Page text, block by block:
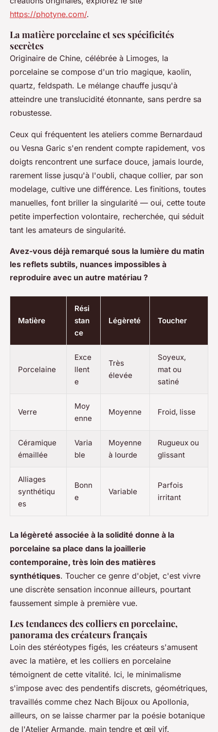
https://photyne.com/.
La matière porcelaine et ses spécificités
secrètes
Originaire de Chine, célébrée à Limoges, la
porcelaine se compose d'un trio magique, kaolin,
quartz, feldspath. Le mélange chauffe jusqu'à
atteindre une translucidité étonnante, sans perdre sa
robustesse.
Ceux qui fréquentent les ateliers comme Bernardaud
ou Vesna Garic s'en rendent compte rapidement, vos
doigts rencontrent une surface douce, jamais lourde,
rarement lisse jusqu'à l'oubli, chaque collier, par son
modelage, cultive une différence. Les finitions, toutes
manuelles, font briller la singularité — oui, cette toute
petite imperfection volontaire, recherchée, qui séduit
tant les amateurs de singularité.
Avez-vous déjà remarqué sous la lumière du matin
les reflets subtils, nuances impossibles à
reproduire avec un autre matériau ?
Matière
Rési
stan
ce
Légèreté Toucher
Porcelaine
Exce
llent
e
Très
élevée
Soyeux,
mat ou
satiné
Verre
Moy
enne
Moyenne Froid, lisse
Céramique
émaillée
Varia
ble
Moyenne
à lourde
Rugueux ou
glissant
Alliages
synthétiqu
es
Bonn
e
Variable
Parfois
irritant
La légèreté associée à la solidité donne à la
porcelaine sa place dans la joaillerie
contemporaine, très loin des matières
synthétiques. Toucher ce genre d'objet, c'est vivre
une discrète sensation inconnue ailleurs, pourtant
faussement simple à première vue.
Les tendances des colliers en porcelaine,
panorama des créateurs français
Loin des stéréotypes figés, les créateurs s'amusent
avec la matière, et les colliers en porcelaine
témoignent de cette vitalité. Ici, le minimalisme
s'impose avec des pendentifs discrets, géométriques,
travaillés comme chez Nach Bijoux ou Apollonia,
ailleurs, on se laisse charmer par la poésie botanique
de l'Atelier Armande, main tendre et œil vif.